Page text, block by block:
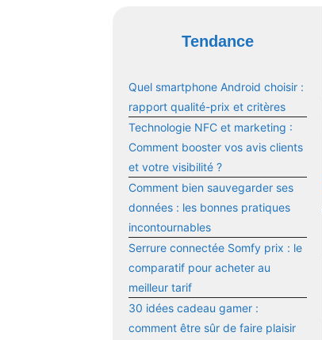
Tendance
Quel smartphone Android choisir :
rapport qualité-prix et critères
Technologie NFC et marketing :
Comment booster vos avis clients
et votre visibilité ?
Comment bien sauvegarder ses
données : les bonnes pratiques
incontournables
Serrure connectée Somfy prix : le
comparatif pour acheter au
meilleur tarif
30 idées cadeau gamer :
comment être sûr de faire plaisir